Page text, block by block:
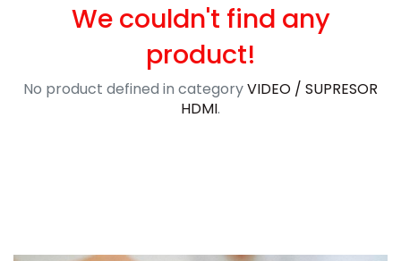
We couldn't find any
product!
No product defined in categoryVIDEO / SUPRESOR
HDMI.